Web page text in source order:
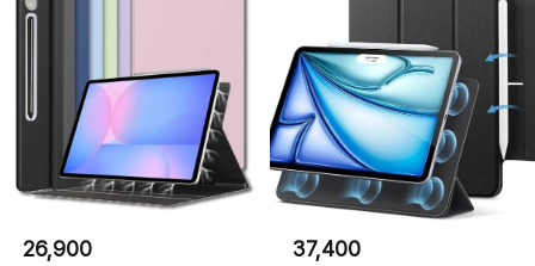
26,900 37,400